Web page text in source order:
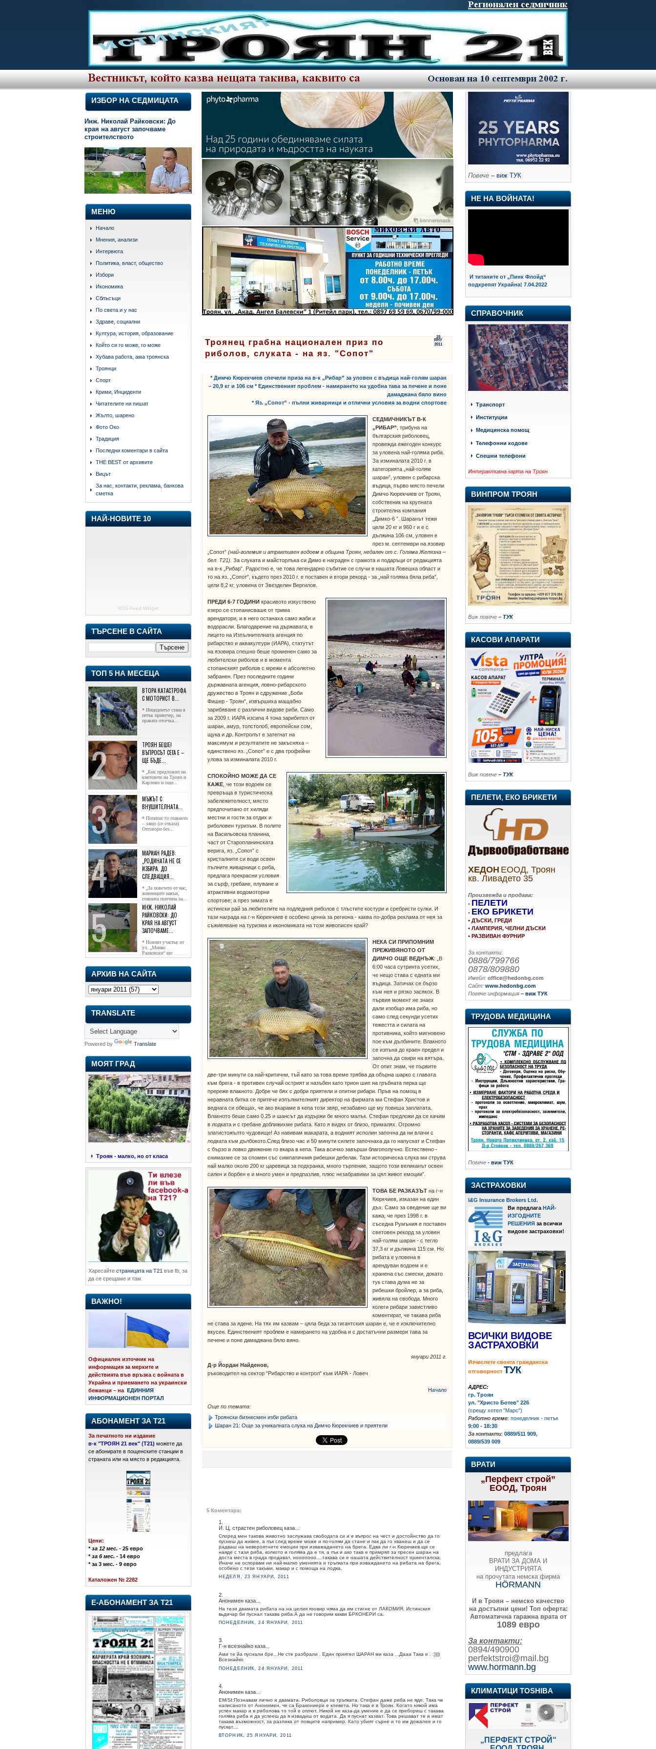
ИЗБОР НА СЕДМИЦАТА
Инж. Николай Райковски: До
края на август започваме
строителството
МЕНЮ
Начало
Мнения, анализи
Интервюта
Политика, власт, общество
Избори
Икономика
Сблъсъци
По света и у нас
Здраве, социални
Култура, история, образование
Който си го може, го може
Хубава работа, ама троянска
Троянци
Спорт
Крими, Инциденти
Читателите ни пишат
Жълто, шарено
Фото Око
Традиция
Последни коментари в сайта
THE BEST от архивите
Вицът
За нас, контакти, реклама, банкова
сметка
НАЙ-НОВИТЕ 10
RSS Feed Widget
ТЪРСЕНЕ В САЙТА
ТОП 5 НА МЕСЕЦА
ВТОРА КАТАСТРОФА
С МОТОРИСТ В...
* Инцидентът стана в
петък привечер, на
правата отсечка...
ТРОЯН БЕШЕ!
ВЪПРОСЪТ СЕГА Е –
ЩЕ БЪДЕ...
* „Бих предложил на
кметовете на Троян и
Карлово и още...
МЪЖЪТ С
ВНУШИТЕЛНАТА...
* Попитах го главното
– защо (се отказа).
Отговори без...
МАРИАН РАДЕВ:
„РОДИНАТА НЕ СЕ
ИЗБИРА. ДО
СЛЕДВАЩИЯ...
* „За повечето от нас,
живеещите навън,
главната причина да...
ИНЖ. НИКОЛАЙ
РАЙКОВСКИ: ДО
КРАЯ НА АВГУСТ
ЗАПОЧВАМЕ...
* Новият участък от
ул. „Минко
Радковски“ ще
достигне жк...
АРХИВ НА САЙТА
TRANSLATE
Powered by Translate
МОЯТ ГРАД
Троян - малко, но от класа
Харесайте страницата на Т21 във fb, за
да се срещаме и там.
ВАЖНО!
Официален източник на
информация за мерките и
действията във връзка с войната в
Украйна и приемането на украински
бежанци – на
ЕДИННИЯ
ИНФОРМАЦИОНЕН ПОРТАЛ
АБОНАМЕНТ ЗА Т21
За печатното ни издание
в-к "ТРОЯН 21 век" (Т21) можете да
се абонирате в пощенските станции в
страната или на място в редакцията.
Цени:
*за 12 мес. - 25 евро
*за 6 мес. - 14 евро
* за 3 мес. - 9 евро
Каталожен № 2282
Е-АБОНАМЕНТ ЗА Т21
23
ЯНУ
2011
Троянец грабна национален приз по
риболов, слуката - на яз. "Сопот"
* Димчо Кюрекчиев спечели приза на в-к „Рибар” за уловен с въдица най-голям шаран
– 20,9 кг и 106 см * Единственият проблем - намирането на удобна тава за печене и поне
дамаджана бяло вино
* Яз. „Сопот” - пълни живарници и отлични условия за водни спортове
СЕДМИЧНИКЪТ В-К
„РИБАР” , трибуна на
българския риболовец,
провежда ежегоден конкурс
за уловена най-голяма риба.
За изминалата 2010 г. в
категорията „най-голям
шаран”, уловен с рибарска
въдица, първо място печели
Димчо Кюрекчиев от Троян,
собственик на крупната
строителна компания
„Димко-6 ”. Шаранът тежи
цели 20 кг и 960 г и е с
дължина 106 см, уловен е
през м. септември на язовир
„Сопот”(най-големия и атрактивен водоем в община Троян, недалеч от с. Голяма Желязна –
бел. Т21). За слуката и майсторлъка си Димо е награден с грамота и подаръци от редакцията
на в-к „Рибар”. Радостно е, че това легендарно събитие се случи в нашата Ловешка област и
то на яз. „Сопот”, където през 2010 г. е поставен и втори рекорд - за „най голяма бяла риба”,
цели 8,2 кг, уловена от Звезделин Вергилов.
ПРЕДИ 6-7 ГОДИНИ красивото изкуствено
езеро се стопанисваше от трима
арендатори, и в него останаха само жаби и
водорасли. Благодарение на държавата, в
лицето на Изпълнителната агенция по
рибарство и аквакултури (ИАРА), статутът
на язовира спешно беше променен само за
любителски риболов и в момента
стопанският риболов с мрежи е абсолютно
забранен. През последните години
държавната агенция, ловно-рибарското
дружество в Троян и сдружение „Боби
Фишер - Троян”, извършиха мащабно
зарибяване с различни видове риби. Само
за 2009 г. ИАРА изсипа 4 тона зарибител от
шаран, амур, толстолоб, европейски сом,
щука и др. Контролът е затегнат на
максимум и резултатите не закъсняха –
единствено яз. „Сопот” е с два трофейни
улова за изминалата 2010 г.
СПОКОЙНО МОЖЕ ДА СЕ
КАЖЕ , че този водоем се
превръща в туристическа
забележителност, място
предпочитано от хиляди
местни и гости за отдих и
риболовен туризъм. В полите
на Васильовска планина,
част от Старопланинската
верига, яз. „Сопот” с
кристалните си води освен
пълните живарници с риба,
предлага прекрасни условия
за сърф, гребане, плуване и
атрактивни водомоторни
спортове; а през зимата е
истински рай за любителите на подледния риболов с тлъстите костури и сребристи сулки. И
тази награда на г-н Кюрекчиев е особено ценна за региона - каква по-добра реклама от нея за
съживяване на туризма и икономиката на този живописен край?
НЕКА СИ ПРИПОМНИМ
ПРЕЖИВЯНОТО ОТ
ДИМЧО ОЩЕ ВЕДНЪЖ: „В
6:00 часа сутринта усетих,
че нещо става с едната ми
въдица. Затичах се бързо
към нея и рязко засякох. В
първия момент не знаех
дали изобщо има риба, но
само след секунди усетих
тежестта и силата на
противника, който мигновено
пое към дълбините. Влакното
се изпъна до краен предел и
започна да свири на вятъра.
От опит знам, че първите
две-три минути са най-критични, тъй като за това време трябва да обърна шарко с главата
към брега - в противен случай острият и назъбен като трион шип на гръбната перка ще
пререже влакното. Добре че бях с добри приятели и опитни рибари. Пръв на помощ в
неравната битка се притече изпълнителният директор на фирмата ми Стефан Христов и
веднага си обещах, че ако вкараме в кепа този звяр, незабавно ще му повиша заплатата.
Влакното беше само 0.25 и шансът да издържи бе много малък. Стефан предложи да се качим
в лодката и с гребане доближихме рибата. Като я видях от близо, прималях. Огромно
златистожълто чудовище! Аз навивам макарата, а водният исполин започна да ни влачи с
лодката към дълбокото.След близо час и 50 минути силите започнаха да го напускат и Стефан
с бързо и ловко движение го вкара в кепа. Така всичко завърши благополучно. Естествено -
снимахме се за спомен със симпатичния рибешки дебелак. Тази историческа слука ми струва
най малко около 200 кг царевица за подхранка, много търпение, защото този великанът освен
силен и борбен е и много умен и предпазлив, плюс незабравими за цял живот емоции”.
ТОВА БЕ РАЗКАЗЪТ на г-н
Кюркчиев, изказан на един
дъх. Само за сведение ще ви
кажа, че през 1998 г. в
съседна Румъния е поставен
световен рекорд за уловен
най-голям шаран - с тегло
37,3 кг и дължина 115 см. Но
рибата е уловена в
арендуван водоем и е
хранена със смески, докато
тук става дума не за
рибешки бройлер, а за риба,
живяла на свобода. Много
колеги рибари завистливо
коментират, че такава риба
не става за ядене. На тях им казвам – цяла беда за гигантския шаран е, че е изключително
вкусен. Единственият проблем е намирането на удобна и с достатъчни размери тава за
печене и поне дамаджана бяло вино.
януари 2011 г.
Д-р Йордан Найденов,
ръководител на сектор "Рибарство и контрол" към ИАРА - Ловеч
Начало
Още по темата:
Троянски бизнесмен изби рибата
Шаран 21: Още за уникалната слука на Димчо Кюрекчиев и приятели
5 Коментара:
1.
И. Ц. страстен риболовец каза...
Според мен такова животно заслужава свободата си и е въпрос на чест и достойнство да го
пуснеш да живее, а пък след време може и по-голям да стане и пак да го хванеш и да се
радваш на невероятните емоции при изважадането на брега. Едва ли г-н Кюркчиев ще се
наяде с тази риба, колкото и голяма да е тя, а пък и ако така е примрял за пресен шаран на
доста места в града продават, нооооооо....такава си е нашата действителност ориенталска.
Иначе не оспорвам ни най-малко уменията и тръпката при изваждането на рибата на брега,
особено с тези такъми, макар и с помоща на лодка.
НЕДЕЛЯ, 23 ЯНУАРИ, 2011
2.
Анонимен каза...
На тези двамата рибата на на целия язовир няма да им стигне от ЛАКОМИЯ. Истинския
вьдичар би пуснал такава риба.А да не говорим какви БРКОНЕРИ са.
ПОНЕДЕЛНИК, 24 ЯНУАРИ, 2011
3.
Г-н всезнайко каза...
Ами те йа пуснали бре...Не сте разбрали . Един приятел ШАРАН ми каза ...Дааа Така е . :))))
Всезнайко
ПОНЕДЕЛНИК, 24 ЯНУАРИ, 2011
4.
Анонимен каза...
ЕМ/SI:Познавам лично и двамата. Риболовци за тръпката. Стефан даже риба не яде. Така че
написаното от Анонимен, че са Бракониери е клевета. Но така е в Троян. Когато някой има
успех макар и в риболова то той е оплют. Никой не каза-да умение е да се пребориш с такава
голяма риба и да успееш да я извадиш от водата. Да я пуснат казват. Това решават те и имат
такава възможност, за разлика от ловците например. Като убият сърне и то им дожалее и го
пускат....
ВТОРНИК, 25 ЯНУАРИ, 2011
Повече – виж ТУК
НЕ НА ВОЙНАТА!
И титаните от „Пинк Флойд“
подкрепят Украйна! 7.04.2022
СПРАВОЧНИК
Транспорт
Институции
Медицинска помощ
Телефонни кодове
Спешни телефони
Интерактивна карта на Троян
ВИНПРОМ ТРОЯН
Виж повече – ТУК
КАСОВИ АПАРАТИ
Виж повече – ТУК
ПЕЛЕТИ, ЕКО БРИКЕТИ
ХЕДОН ЕООД, Троян
кв. Ливадето 35
Произвежда и продава:
• ПЕЛЕТИ
• ЕКО БРИКЕТИ
• ДЪСКИ, ГРЕДИ
• ЛАМПЕРИЯ, ЧЕЛНИ ДЪСКИ
• РАЗВИВАН ФУРНИР
За контакти:
0886/799766
0878/809880
Имейл: office@hedonbg.com
Сайт: www.hedonbg.com
Повече информация – виж ТУК
ТРУДОВА МЕДИЦИНА
Повече - виж ТУК
ЗАСТРАХОВКИ
I&G Insurance Brokers Ltd.
Ви предлага НАЙ-
ИЗГОДНИТЕ
РЕШЕНИЯ за всички
видове застраховки!
ВСИЧКИ ВИДОВЕ
ЗАСТРАХОВКИ
Изчислете своята гражданска
отговорност ТУК
АДРЕС:
гр. Троян
ул. "Христо Ботев" 226
(срещу хотел "Марс")
Работно време: понеделник - петък
9:00 - 18:30
За контакти: 0889/511 909,
0889/539 009
ВРАТИ
„Перфект строй”
ЕООД, Троян
предлага
ВРАТИ ЗА ДОМА И
ИНДУСТРИЯТА
на прочутата немска фирма
HÖRMANN
И в Троян – немско качество
на достъпни цени! Топ оферта:
Автоматична гаражна врата от
1089 евро
За контакти:
0894/490900
perfektstroi@mail.bg
www.hormann.bg
КЛИМАТИЦИ TOSHIBA
„ПЕРФЕКТ СТРОЙ“